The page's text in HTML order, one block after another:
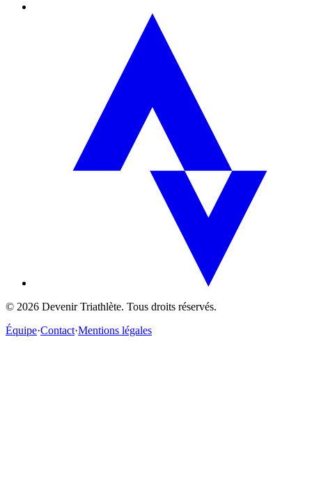
© 2026 Devenir Triathlète. Tous droits réservés.
Équipe·Contact·Mentions légales